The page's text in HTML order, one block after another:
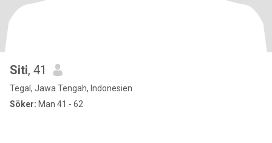
Siti, 41
Tegal, Jawa Tengah, Indonesien
Söker: Man 41 - 62